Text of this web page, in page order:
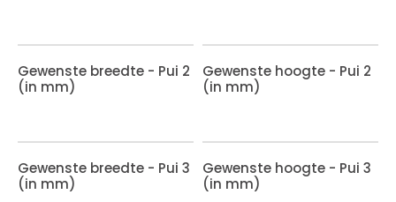
Gewenste breedte - Pui 2
(in mm)
Gewenste hoogte - Pui 2
(in mm)
Gewenste breedte - Pui 3
(in mm)
Gewenste hoogte - Pui 3
(in mm)